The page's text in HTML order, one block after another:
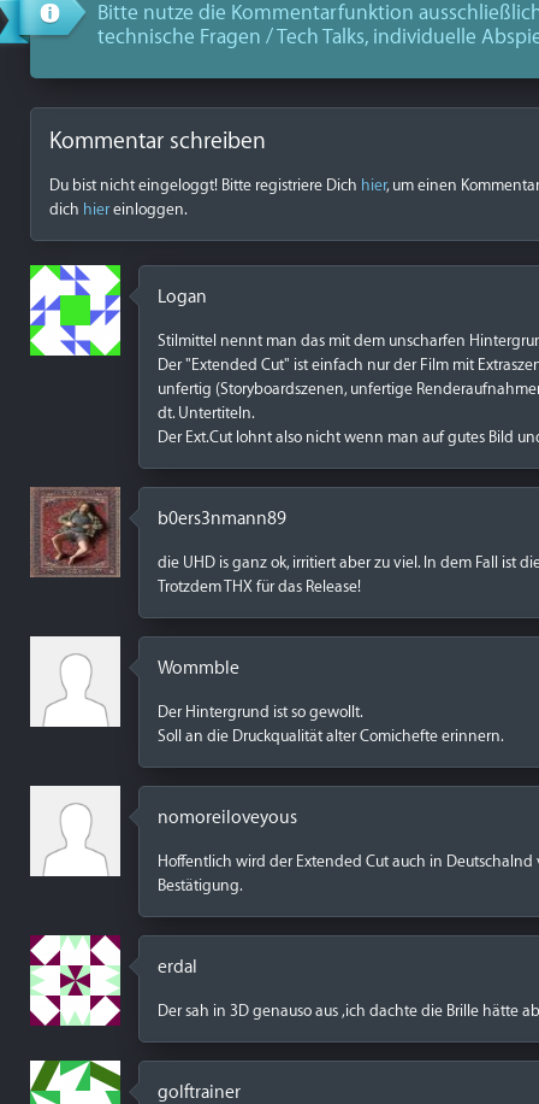
Bitte nutze die Kommentarfunktion
technische Fragen / Tech Talks, individuelle
Kommentar schreiben
Du bist nicht eingeloggt! Bitte registriere Dich hier, um einen
dich hiereinloggen.
Logan
Stilmittel nennt man das mit dem unscharfen
Der "Extended Cut" ist einfach nur der Film mit
unfertig (Storyboardszenen, unfertige
dt. Untertiteln.
Der Ext.Cut lohnt also nicht wenn man auf gutes Bild
b0ers3nmann89
die UHD is ganz ok, irritiert aber zu viel. In dem Fall ist
Trotzdem THX für das Release!
Wommble
Der Hintergrund ist so gewollt.
Soll an die Druckqualität alter Comichefte erinnern.
nomoreiloveyous
Hoffentlich wird der Extended Cut auch in
Bestätigung.
erdal
Der sah in 3D genauso aus ,ich dachte die Brille hätte
golftrainer